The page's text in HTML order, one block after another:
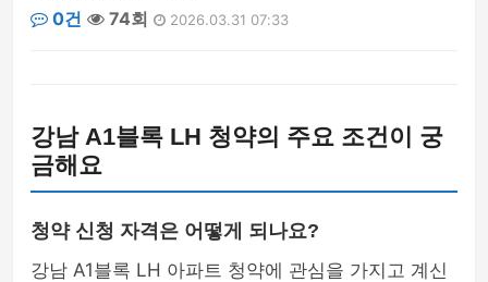
0건
74회 2026.03.31 07:33
강남 A1블록 LH 청약의 주요 조건이 궁
금해요
청약 신청 자격은 어떻게 되나요?
강남 A1블록 LH 아파트 청약에 관심을 가지고 계신